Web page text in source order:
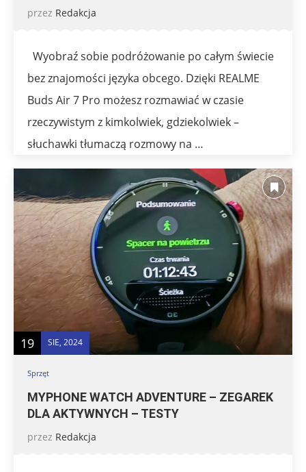
przez Redakcja
Wyobraź sobie podróżowanie po całym świecie
bez znajomości języka obcego. Dzięki REALME
Buds Air 7 Pro możesz rozmawiać w czasie
rzeczywistym z kimkolwiek, gdziekolwiek –
słuchawki tłumaczą rozmowy na …
19 SIE, 2024
Sprzęt
MYPHONE WATCH ADVENTURE – ZEGAREK
DLA AKTYWNYCH – TESTY
przez Redakcja